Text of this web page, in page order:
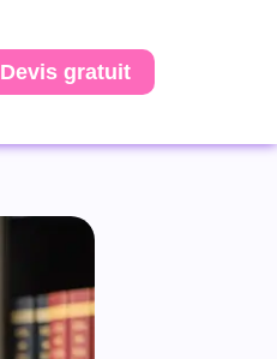
Devis gratuit